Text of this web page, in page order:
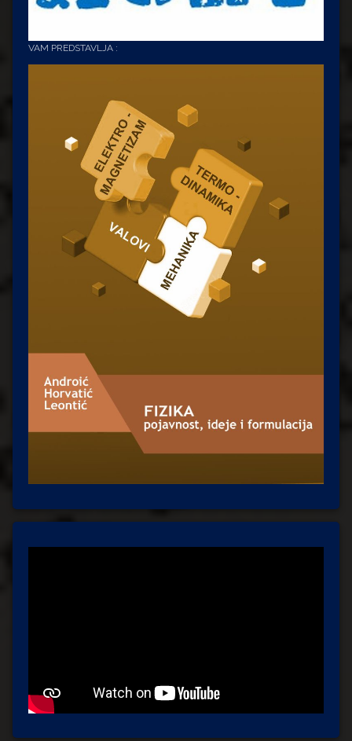
VAM PREDSTAVLJA :